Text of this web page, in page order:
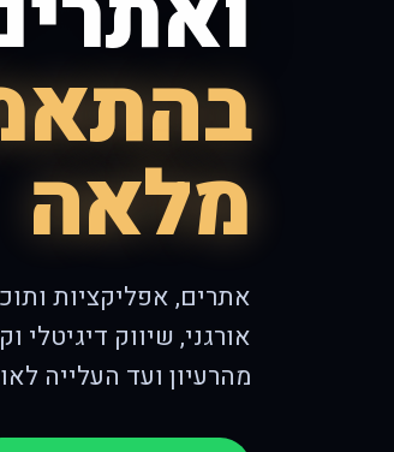
מלאה
אתרים, אפליקציות
אורגני, שיווק
מהרעיון ועד העלייה